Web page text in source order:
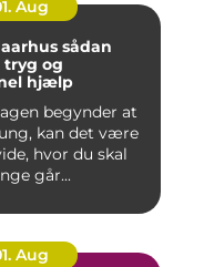
Aug
sådan
og
hjælp
begynder at
kan det være
hvor du skal
går...
Aug